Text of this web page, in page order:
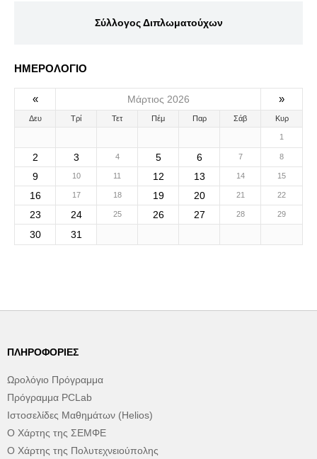
Σύλλογος Διπλωματούχων
ΗΜΕΡΟΛΟΓΙΟ
« Μάρτιος 2026 »
Δευ Τρί Τετ Πέμ Παρ Σάβ Κυρ
1
2 3 4 5 6 7 8
9 10 11 12 13 14 15
16 17 18 19 20 21 22
23 24 25 26 27 28 29
30 31
ΠΛΗΡΟΦΟΡΊΕΣ
Ωρολόγιο Πρόγραμμα
Πρόγραμμα PCLab
Ιστοσελίδες Μαθημάτων (Helios)
Ο Χάρτης της ΣΕΜΦΕ
Ο Χάρτης της Πολυτεχνειούπολης